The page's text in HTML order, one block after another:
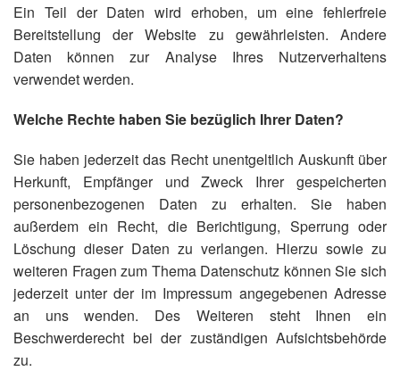
Ein Teil der Daten wird erhoben, um eine fehlerfreie
Bereitstellung der Website zu gewährleisten. Andere
Daten können zur Analyse Ihres Nutzerverhaltens
verwendet werden.
Welche Rechte haben Sie bezüglich Ihrer Daten?
Sie haben jederzeit das Recht unentgeltlich Auskunft über
Herkunft, Empfänger und Zweck Ihrer gespeicherten
personenbezogenen Daten zu erhalten. Sie haben
außerdem ein Recht, die Berichtigung, Sperrung oder
Löschung dieser Daten zu verlangen. Hierzu sowie zu
weiteren Fragen zum Thema Datenschutz können Sie sich
jederzeit unter der im Impressum angegebenen Adresse
an uns wenden. Des Weiteren steht Ihnen ein
Beschwerderecht bei der zuständigen Aufsichtsbehörde
zu.